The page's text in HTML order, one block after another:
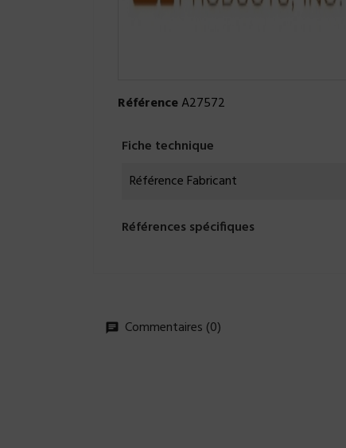
RéférenceA27572
Fiche technique
Référence Fabricant
Références spécifiques
Commentaires (0)